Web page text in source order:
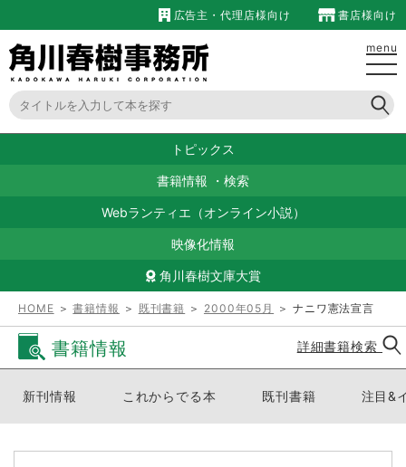
広告主・代理店様向け 書店様向け
menu
トピックス
書籍情報 ・ 検索
Webランティエ（オンライン小説）
映像化情報
角川春樹文庫大賞
HOME ＞書籍情報 ＞ 既刊書籍 ＞ 2000年05月 ＞ ナニワ憲法宣言
書籍情報 詳細書籍検索
新刊情報 これからでる本 既刊書籍 注目&